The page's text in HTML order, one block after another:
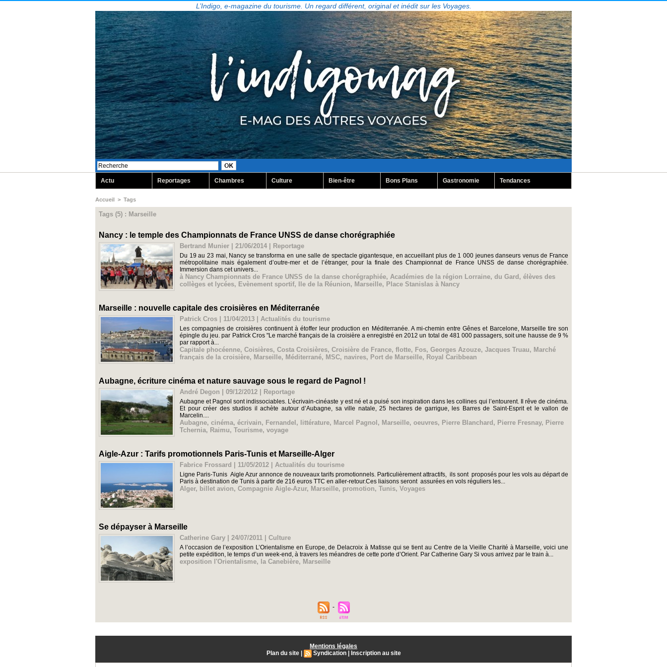
L’Indigo, e-magazine du tourisme. Un regard différent, original et inédit sur les Voyages.
Actu Reportages Chambres Culture Bien-être Bons Plans Gastronomie Tendances
Accueil > Tags
Tags (5) : Marseille
Nancy : le temple des Championnats de France UNSS de danse chorégraphiée
Bertrand Munier | 21/06/2014 Reportage
Du 19 au 23 mai, Nancy se transforma en une salle de spectacle gigantesque, en accueillant plus de 1 000 jeunes danseurs venus de France
métropolitaine mais également d’outre-mer et de l’étranger, pour la finale des Championnat de France UNSS de danse chorégraphiée.
Immersion dans cet univers...
à Nancy Championnats de France UNSS de la danse chorégraphiée, Académies de la région Lorraine, du Gard , élèves des
collèges et lycées, Evènement sportif, Ile de la Réunion, Marseille, Place Stanislas à Nancy
Marseille : nouvelle capitale des croisières en Méditerranée
Patrick Cros | 11/04/2013 Actualités du tourisme
Les compagnies de croisières continuent à étoffer leur production en Méditerranée. A mi-chemin entre Gênes et Barcelone, Marseille tire son
épingle du jeu. par Patrick Cros "Le marché français de la croisière a enregistré en 2012 un total de 481 000 passagers, soit une hausse de 9 %
par rapport à...
Capitale phocéenne, Coisières, Costa Croisières, Croisière de France, flotte, Fos, Georges Azouze, Jacques Truau, Marché
français de la croisière, Marseille, Méditerrané, MSC, navires, Port de Marseille, Royal Caribbean
Aubagne, écriture cinéma et nature sauvage sous le regard de Pagnol !
André Degon | 09/12/2012 Reportage
Aubagne et Pagnol sont indissociables. L’écrivain-cinéaste y est né et a puisé son inspiration dans les collines qui l’entourent. Il rêve de cinéma.
Et pour créer des studios il achète autour d’Aubagne, sa ville natale, 25 hectares de garrigue, les Barres de Saint-Esprit et le vallon de
Marcelin....
Aubagne, cinéma, écrivain, Fernandel , littérature, Marcel Pagnol , Marseille, oeuvres, Pierre Blanchard , Pierre Fresnay, Pierre
Tchernia, Raimu, Tourisme, voyage
Aigle-Azur : Tarifs promotionnels Paris-Tunis et Marseille-Alger
Fabrice Frossard | 11/05/2012 Actualités du tourisme
Ligne Paris-Tunis Aigle Azur annonce de nouveaux tarifs promotionnels. Particulièrement attractifs, ils sont proposés pour les vols au départ de
Paris à destination de Tunis à partir de 216 euros TTC en aller-retour.Ces liaisons seront assurées en vols réguliers les...
Alger, billet avion, Compagnie Aigle-Azur, Marseille, promotion, Tunis, Voyages
Se dépayser à Marseille
Catherine Gary | 24/07/2011 Culture
A l’occasion de l’exposition L’Orientalisme en Europe, de Delacroix à Matisse qui se tient au Centre de la Vieille Charité à Marseille, voici une
petite expédition, le temps d’un week-end, à travers les méandres de cette porte d’Orient. Par Catherine Gary Si vous arrivez par le train à...
exposition l'Orientalisme, la Canebière, Marseille
Mentions légales
Plan du site
Syndication Inscription au site